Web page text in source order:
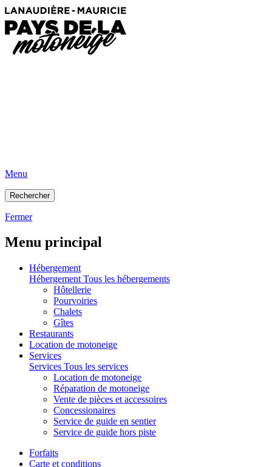
Menu
Rechercher
Fermer
Menu principal
Hébergement
Hébergement Tous les hébergements
Hôtellerie
Pourvoiries
Chalets
Gîtes
Restaurants
Location de motoneige
Services
Services Tous les services
Location de motoneige
Réparation de motoneige
Vente de pièces et accessoires
Concessionaires
Service de guide en sentier
Service de guide hors piste
Forfaits
Carte et conditions